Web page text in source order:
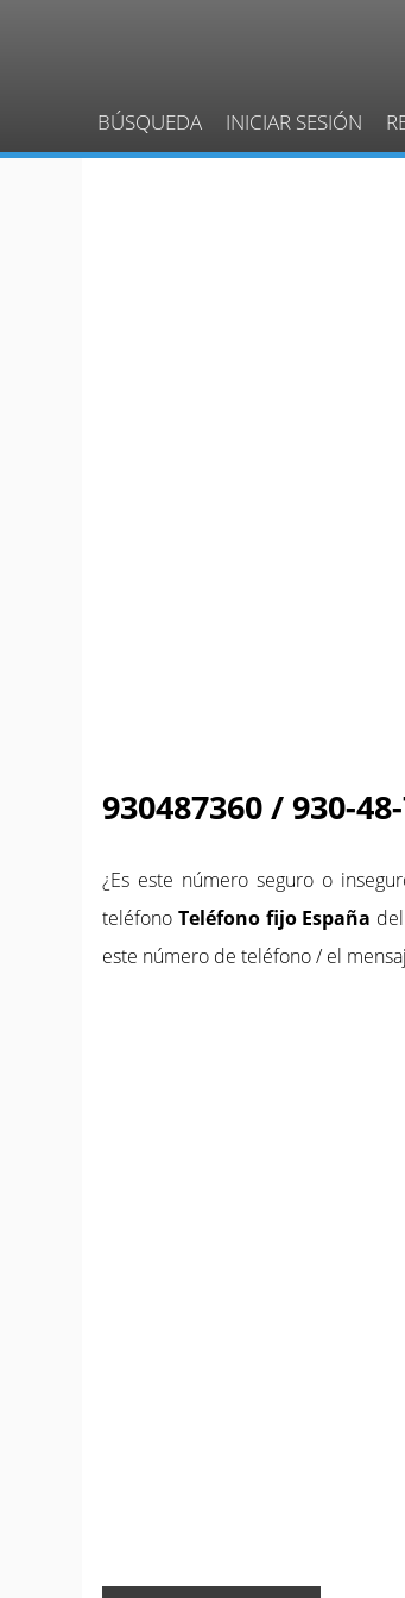
BÚSQUEDA INICIAR SESIÓN
930487360 / 930-
¿Es este número seguro o
teléfono Teléfono fijo España
este número de teléfono / el